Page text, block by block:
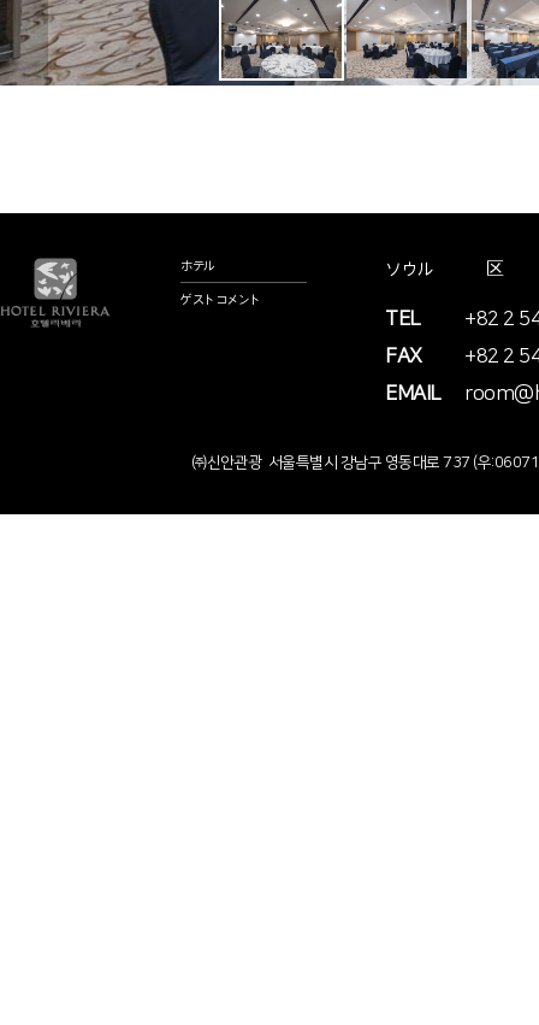
ホテル情報
ゲストコメント
ソウル市江南区永
TEL
+82 2
FAX
+82 2
EMAIL
㈜신안관광 서울특별시 강남구 영동대로 737 (우